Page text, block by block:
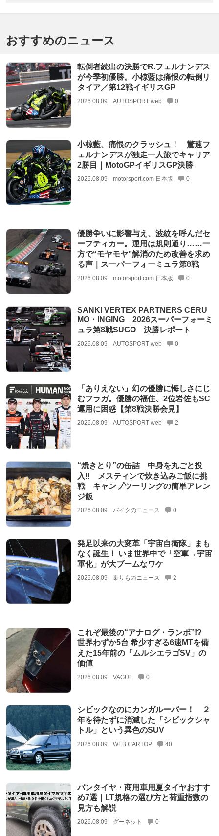
おすすめのニュース
転倒者続出の決勝でR.フェルナンデス
が今季初優勝。小椋藍は痛恨の転倒リ
タイア／第12戦イギリスGP
2026.08.09 AUTOSPORT web 0
小椋藍、痛恨のクラッシュ！ 驚速フ
ェルナンデスが独走一人旅でキャリア
2勝目｜MotoGPイギリスGP決勝
2026.08.09 motorsport.com 日本版 0
優勝争いに影響与え、波紋を呼んだセ
ーフティカー。運用は規則通り……一
方で“モヤモヤ”解消のため改善を求め
る声｜スーパーフォーミュラ第8戦
2026.08.09 motorsport.com 日本版 0
SANKI VERTEX PARTNERS CERU
MO・INGING 2026スーパーフォーミ
ュラ第8戦SUGO 決勝レポート
2026.08.09 AUTOSPORT web 0
「ありえない」幻の優勝に悔しさにじ
むフラガ。優勝の福住、2位岩佐もSC
運用に困惑【第8戦決勝会見】
2026.08.09 AUTOSPORT web 2
“焼きとり”の缶詰 中身を丸ごと投
入!! メスティンで炊き込みご飯に挑
戦 キャンプツーリングの簡単アレン
ジ飯
2026.08.09 バイクのニュース 0
発足以来の大変革「宇宙自衛隊」まも
なく誕生！ いま世界中で「空軍→宇宙
軍化」が大ブームなワケ
2026.08.09 乗りものニュース 2
これぞ最後の“アナログ・ランボ”!?
世界わずか5台 希少すぎる6速MTを備
えた15年前の「ムルシエラゴSV」の
価値
2026.08.09 VAGUE 0
シビックなのにカンガルーバー！ ２
年を待たずに消滅した「シビックシャ
トル」という異色のSUV
2026.08.09 WEB CARTOP 40
バンタイヤ・商用車用夏タイヤおすす
め7選｜LT規格の選び方と荷重指数の
見方も解説
2026.08.09 グーネット 0